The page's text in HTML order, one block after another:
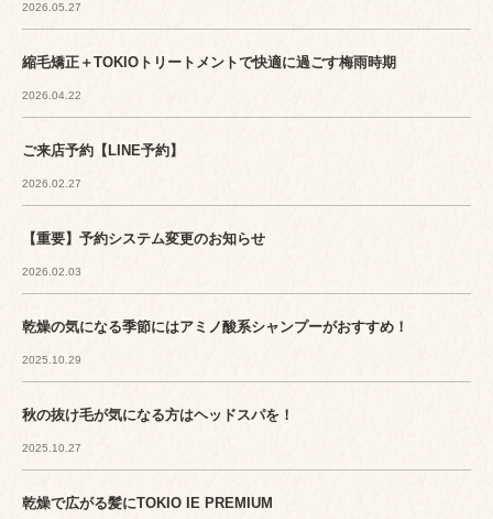
2026.05.27
縮毛矯正＋TOKIOトリートメントで快適に過ごす梅雨時期
2026.04.22
ご来店予約【LINE予約】
2026.02.27
【重要】予約システム変更のお知らせ
2026.02.03
乾燥の気になる季節にはアミノ酸系シャンプーがおすすめ！
2025.10.29
秋の抜け毛が気になる方はヘッドスパを！
2025.10.27
乾燥で広がる髪にTOKIO IE PREMIUM